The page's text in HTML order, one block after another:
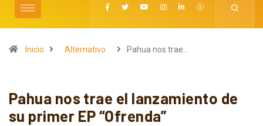
Inicio Alternativo Pahua nos trae…
Pahua nos trae el lanzamiento de
su primer EP “Ofrenda”